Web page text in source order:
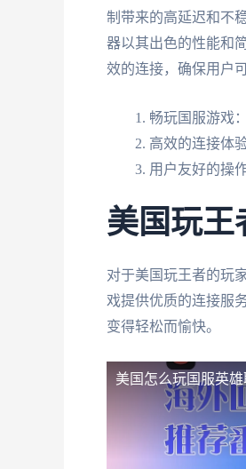
制带来的高延迟和不
器以其出色的性能和
效的连接，确保用户
畅玩国服游戏
高效的连接体
用户友好的操
美国玩王
对于美国玩王者的玩
戏提供优质的连接服
变得轻松而愉快。
美国怎么玩国服英